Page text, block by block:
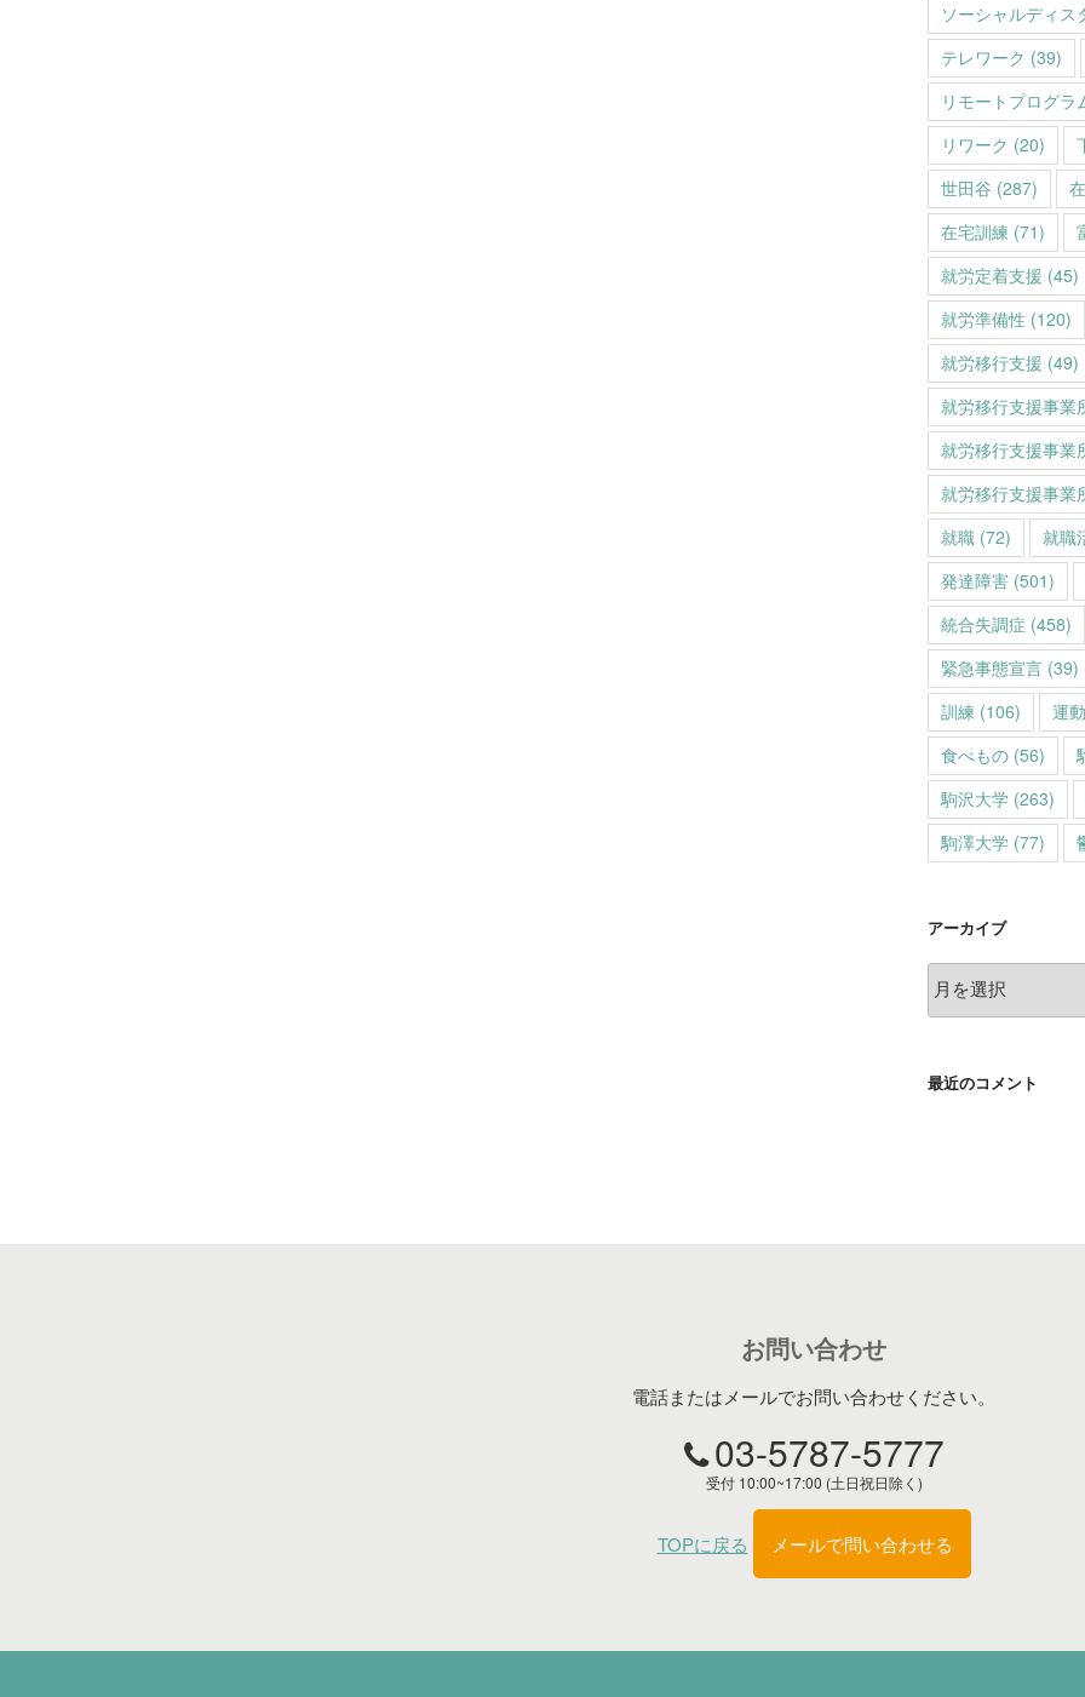
ソーシャルディス
テレワーク (39)
リモートプログラ
リワーク (20)
世田谷 (287)
在宅訓練 (71)
就労定着支援 (45)
就労準備性 (120)
就労移行支援 (49)
就労移行支援事業
就労移行支援事
就労移行支援事業
就職 (72) 就職
発達障害 (501)
統合失調症 (458)
緊急事態宣言 (39)
訓練 (106) 運動
食べもの (56)
駒沢大学 (263)
駒澤大学 (77)
アーカイブ
ア
ー
イ
最近のコメント
お問い合わせ
電話またはメールでお問い合わせください。
03-5787-5777
受付 10:00~17:00 (土日祝日除く)
TOPに戻る メールで問い合わせる